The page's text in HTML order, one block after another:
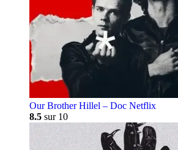
Our Brother Hillel – Doc Netflix
8.5 sur 10